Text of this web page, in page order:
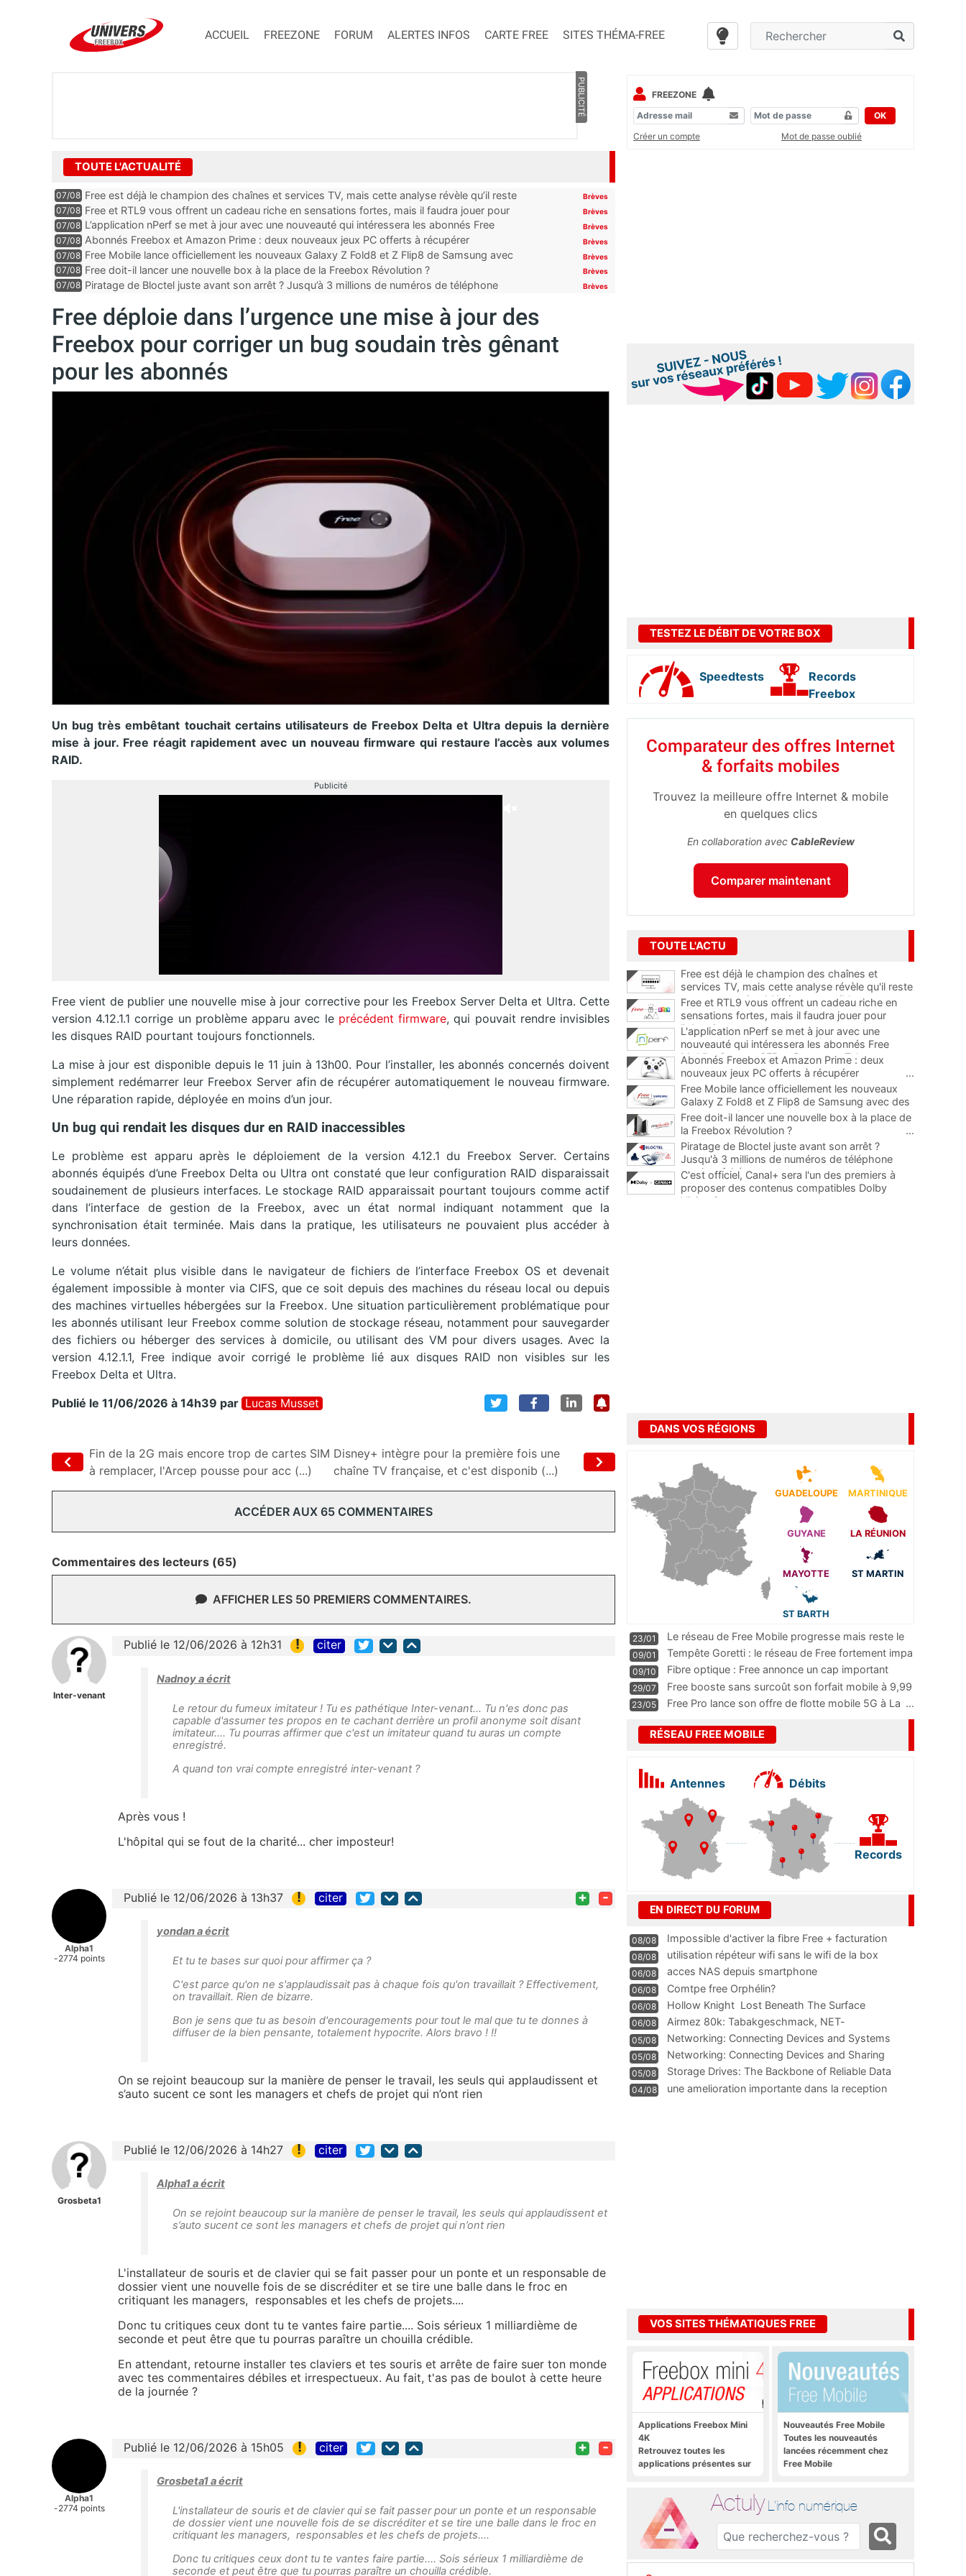
ACCUEIL FREEZONE FORUM ALERTES INFOS CARTE FREE SITES THÉMA-FREE
PUBLICITÉ
TOUTE L'ACTUALITÉ
07/08 Free est déjà le champion des chaînes et services TV, mais cette analyse révèle qu’il reste
encore au moin...
Brèves
07/08 Free et RTL9 vous offrent un cadeau riche en sensations fortes, mais il faudra jouer pour
l’obtenir
Brèves
07/08 L’application nPerf se met à jour avec une nouveauté qui intéressera les abonnés Free
Mobile, Orange, SFR ...
Brèves
07/08 Abonnés Freebox et Amazon Prime : deux nouveaux jeux PC offerts à récupérer Brèves
07/08 Free Mobile lance officiellement les nouveaux Galaxy Z Fold8 et Z Flip8 de Samsung avec
des promos et des cadeaux
Brèves
07/08 Free doit-il lancer une nouvelle box à la place de la Freebox Révolution ? Brèves
07/08 Piratage de Bloctel juste avant son arrêt ? Jusqu’à 3 millions de numéros de téléphone
Brèves
Free déploie dans l’urgence une mise à jour des
Freebox pour corriger un bug soudain très gênant
pour les abonnés
Un bug très embêtant touchait certains utilisateurs de Freebox Delta et Ultra depuis la dernière
mise à jour. Free réagit rapidement avec un nouveau firmware qui restaure l’accès aux volumes
RAID.
Publicité
Free vient de publier une nouvelle mise à jour corrective pour les Freebox Server Delta et Ultra. Cette
version 4.12.1.1 corrige un problème apparu avec leprécédent firmware, qui pouvait rendre invisibles
les disques RAID pourtant toujours fonctionnels.
La mise à jour est disponible depuis le 11 juin à 13h00. Pour l’installer, les abonnés concernés doivent
simplement redémarrer leur Freebox Server afin de récupérer automatiquement le nouveau firmware.
Une réparation rapide, déployée en moins d’un jour.
Un bug qui rendait les disques dur en RAID inaccessibles
Le problème est apparu après le déploiement de la version 4.12.1 du Freebox Server. Certains
abonnés équipés d’une Freebox Delta ou Ultra ont constaté que leur configuration RAID disparaissait
soudainement de plusieurs interfaces. Le stockage RAID apparaissait pourtant toujours comme actif
dans l’interface de gestion de la Freebox, avec un état normal indiquant notamment que la
synchronisation était terminée. Mais dans la pratique, les utilisateurs ne pouvaient plus accéder à
leurs données.
Le volume n’était plus visible dans le navigateur de fichiers de l’interface Freebox OS et devenait
également impossible à monter via CIFS, que ce soit depuis des machines du réseau local ou depuis
des machines virtuelles hébergées sur la Freebox. Une situation particulièrement problématique pour
les abonnés utilisant leur Freebox comme solution de stockage réseau, notamment pour sauvegarder
des fichiers ou héberger des services à domicile, ou utilisant des VM pour divers usages. Avec la
version 4.12.1.1, Free indique avoir corrigé le problème lié aux disques RAID non visibles sur les
Freebox Delta et Ultra.
Publié le 11/06/2026 à 14h39 par Lucas Musset
Fin de la 2G mais encore trop de cartes SIM
à remplacer, l'Arcep pousse pour acc (...)
Disney+ intègre pour la première fois une
chaîne TV française, et c'est disponib (...)
ACCÉDER AUX 65 COMMENTAIRES
Commentaires des lecteurs (65)
AFFICHER LES 50 PREMIERS COMMENTAIRES.
Inter-venant
Publié le 12/06/2026 à 12h31 ! citer
Nadnoy a écrit
Le retour du fumeux imitateur ! Tu es pathétique Inter-venant... Tu n'es donc pas
capable d'assumer tes propos en te cachant derrière un profil anonyme soit disant
imitateur.... Tu pourras affirmer que c'est un imitateur quand tu auras un compte
enregistré.
A quand ton vrai compte enregistré inter-venant ?
Après vous !
L'hôpital qui se fout de la charité... cher imposteur!
Alpha1
-2774 points
Publié le 12/06/2026 à 13h37 ! citer + -
yondan a écrit
Et tu te bases sur quoi pour affirmer ça ?
C'est parce qu'on ne s'applaudissait pas à chaque fois qu'on travaillait ? Effectivement,
on travaillait. Rien de bizarre.
Bon je sens que tu as besoin d'encouragements pour tout le mal que tu te donnes à
diffuser de la bien pensante, totalement hypocrite. Alors bravo ! !!
On se rejoint beaucoup sur la manière de penser le travail, les seuls qui applaudissent et
s’auto sucent ce sont les managers et chefs de projet qui n’ont rien
Grosbeta1
Publié le 12/06/2026 à 14h27 ! citer
Alpha1 a écrit
On se rejoint beaucoup sur la manière de penser le travail, les seuls qui applaudissent et
s’auto sucent ce sont les managers et chefs de projet qui n’ont rien
L'installateur de souris et de clavier qui se fait passer pour un ponte et un responsable de
dossier vient une nouvelle fois de se discréditer et se tire une balle dans le froc en
critiquant les managers, responsables et les chefs de projets....
Donc tu critiques ceux dont tu te vantes faire partie.... Sois sérieux 1 milliardième de
seconde et peut être que tu pourras paraître un chouilla crédible.
En attendant, retourne installer tes claviers et tes souris et arrête de faire suer ton monde
avec tes commentaires débiles et irrespectueux. Au fait, t'as pas de boulot à cette heure
de la journée ?
Alpha1
-2774 points
Publié le 12/06/2026 à 15h05 ! citer + -
Grosbeta1 a écrit
L'installateur de souris et de clavier qui se fait passer pour un ponte et un responsable
de dossier vient une nouvelle fois de se discréditer et se tire une balle dans le froc en
critiquant les managers, responsables et les chefs de projets....
Donc tu critiques ceux dont tu te vantes faire partie.... Sois sérieux 1 milliardième de
seconde et peut être que tu pourras paraître un chouilla crédible.
FREEZONE
OK
Créer un compte
Mot de passe oublié
TESTEZ LE DÉBIT DE VOTRE BOX
Speedtests
Records
Freebox
Comparateur des offres Internet
& forfaits mobiles
Trouvez la meilleure offre Internet & mobile
en quelques clics
En collaboration avec CableReview
Comparer maintenant
TOUTE L'ACTU
Free est déjà le champion des chaînes et
services TV, mais cette analyse révèle qu'il reste
encore au moins 141 ajouts possibles
Free et RTL9 vous offrent un cadeau riche en
sensations fortes, mais il faudra jouer pour
l'obtenir
L'application nPerf se met à jour avec une
nouveauté qui intéressera les abonnés Free
Mobile, Orange, SFR et Bouygues Telecom
Abonnés Freebox et Amazon Prime : deux
nouveaux jeux PC offerts à récupérer
...
Free Mobile lance officiellement les nouveaux
Galaxy Z Fold8 et Z Flip8 de Samsung avec des
promos et des cadeaux
...
Free doit-il lancer une nouvelle box à la place de
la Freebox Révolution ?
...
Piratage de Bloctel juste avant son arrêt ?
Jusqu'à 3 millions de numéros de téléphone
auraient fuité
C'est officiel, Canal+ sera l'un des premiers à
proposer des contenus compatibles Dolby
Vision 2
DANS VOS RÉGIONS
GUADELOUPE MARTINIQUE
GUYANE LA RÉUNION
MAYOTTE ST MARTIN
ST BARTH
23/01
Le réseau de Free Mobile progresse mais reste le
m
...
09/01
Tempête Goretti : le réseau de Free fortement impa
09/10
Fibre optique : Free annonce un cap important
pass
...
29/07
Free booste sans surcoût son forfait mobile à 9,99
23/05 Free Pro lance son offre de flotte mobile 5G à La ...
RÉSEAU FREE MOBILE
Antennes Débits
Records
EN DIRECT DU FORUM
08/08
Impossible d'activer la fibre Free + facturation
résiliation
08/08 utilisation répéteur wifi sans le wifi de la box
06/08 acces NAS depuis smartphone
06/08 Comtpe free Orphélin?
06/08 Hollow Knight  Lost Beneath The Surface
06/08
Airmez 80k: Tabakgeschmack, NET-
Technologie und Leistung im
05/08 Networking: Connecting Devices and Systems
05/08
Networking: Connecting Devices and Sharing
Information
05/08
Storage Drives: The Backbone of Reliable Data
Management
04/08
une amelioration importante dans la reception
VOS SITES THÉMATIQUES FREE
Applications Freebox Mini
4K
Retrouvez toutes les
applications présentes sur
Nouveautés Free Mobile
Toutes les nouveautés
lancées récemment chez
Free Mobile
Actuly L'info numérique